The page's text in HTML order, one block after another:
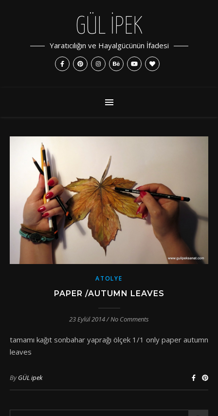
GÜL İPEK
Yaratıcılığın ve Hayalgücünün İfadesi
ATOLYE
PAPER /AUTUMN LEAVES
23 Eylül 2014/No Comments
tamamı kağıt sonbahar yaprağı ölçek 1/1 only paper autumn
leaves
ByGÜL ipek